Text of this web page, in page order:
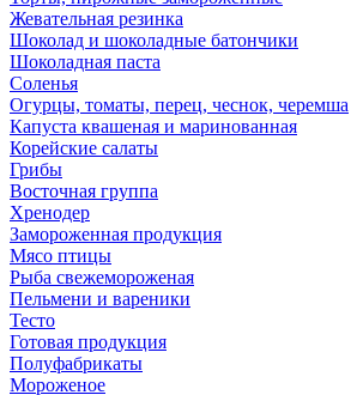
Жевательная резинка
Шоколад и шоколадные батончики
Шоколадная паста
Соленья
Огурцы, томаты, перец, чеснок, черемша
Капуста квашеная и маринованная
Корейские салаты
Грибы
Восточная группа
Хренодер
Замороженная продукция
Мясо птицы
Рыба свежемороженая
Пельмени и вареники
Тесто
Готовая продукция
Полуфабрикаты
Мороженое